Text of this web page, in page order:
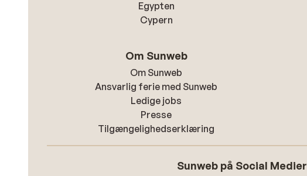
Egypten
Cypern
Om Sunweb
Om Sunweb
Ansvarlig ferie med Sunweb
Ledige jobs
Presse
Tilgængelighedserklæring
Sunweb på Social Medier